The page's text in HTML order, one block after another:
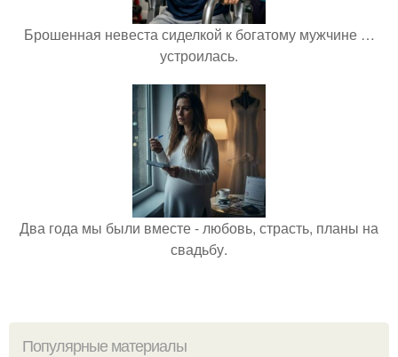
Брошенная невеста сиделкой к богатому мужчине …
устроилась.
Два года мы были вместе - любовь, страсть, планы на
свадьбу.
Популярные материалы